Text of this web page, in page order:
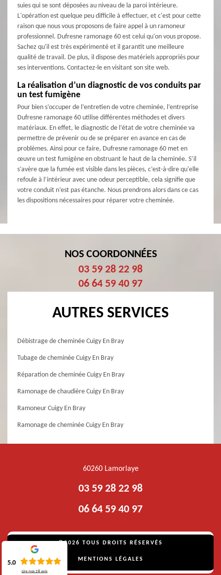
suies qui se sont déposées au niveau de la paroi intérieure.
L'opération est quelque peu difficile à effectuer, et c'est pour cette
raison que nous vous proposons de faire appel à un ramoneur
professionnel. Dufresne ramonage 60 est celui qu'on vous propose.
Sachez qu'il est très expérimenté et il garantit une meilleure
qualité de travail. De plus, il dispose des matériels appropriés pour
ses interventions. Contactez-le en visitant son site web.
La réalisation d’un diagnostic de vos conduits par
un test fumigène
Pour bien s’occuper de l’entretien de votre cheminée, l’entreprise
Dufresne ramonage 60 utilise différentes méthodes et divers
matériaux. En effet, le diagnostic de l’état de votre cheminée va
permettre de prévenir ou de se préparer en avance en cas de
problèmes. Ainsi pour ce faire, Dufresne ramonage 60 met en
œuvre un test fumigène en obstruant le haut de la cheminée. S’il
s’avère que la fumée est visible dans les pièces, c’est-à-dire qu'elle
refoule à l’intérieur avec une odeur perceptible, cela signifie que
votre conduit n’est pas étanche. Nous prendrons alors dans ce cas
les dispositions nécessaires pour réparer votre cheminée.
NOS COORDONNÉES
03 59 28 22 98
06 64 59 40 97
AUTRES SERVICES
Débistrage de cheminée Cuigy En Bray
Tubage de cheminée Cuigy En Bray
Réparation de cheminée Cuigy En Bray
Ramonage de chaudière Cuigy En Bray
Ramoneur Cuigy En Bray
Ramonage de cheminée Cuigy En Bray
60260 Lamorlaye
03 59 28 22 98
06 64 59 40 97
©2026 TOUS DROITS RÉSERVÉS
MENTIONS LÉGALES
5.0
Lire nos28 avis